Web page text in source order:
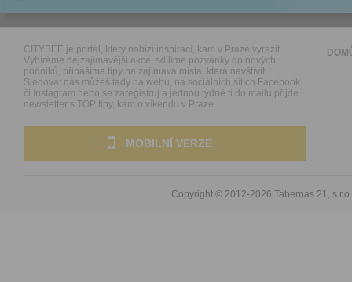
CITYBEE je portál, který nabízí inspiraci, kam v Praze vyrazit.
Vybíráme nejzajímavější akce, sdílíme pozvánky do nových
podniků, přinášíme tipy na zajímavá místa, která navštívit.
Sledovat nás můžeš tady na webu, na sociálních sítích Facebook
či Instagram nebo se zaregistruj a jednou týdně ti do mailu přijde
newsletter s TOP tipy, kam o víkendu v Praze.
MOBILNÍ VERZE
Copyright © 2012-2026 Tabernas 21, s.r.o.